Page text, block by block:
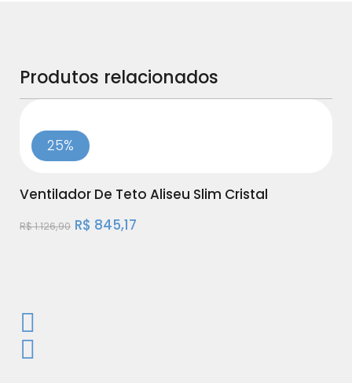
Produtos relacionados
25%
Ventilador De Teto Aliseu Slim Cristal
R$1.126,90 R$ 845,17